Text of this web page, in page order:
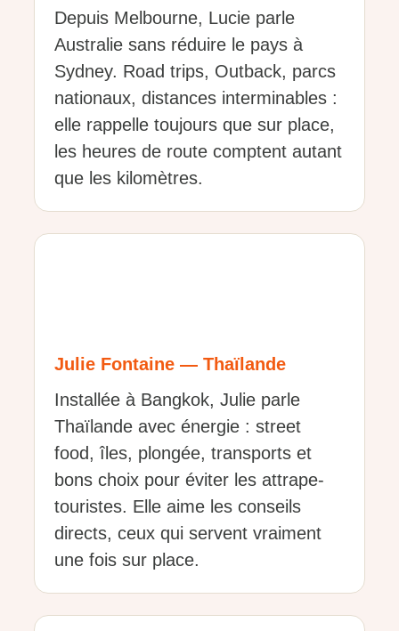
Depuis Melbourne, Lucie parle
Australie sans réduire le pays à
Sydney. Road trips, Outback, parcs
nationaux, distances interminables :
elle rappelle toujours que sur place,
les heures de route comptent autant
que les kilomètres.
Julie Fontaine — Thaïlande
Installée à Bangkok, Julie parle
Thaïlande avec énergie : street
food, îles, plongée, transports et
bons choix pour éviter les attrape-
touristes. Elle aime les conseils
directs, ceux qui servent vraiment
une fois sur place.